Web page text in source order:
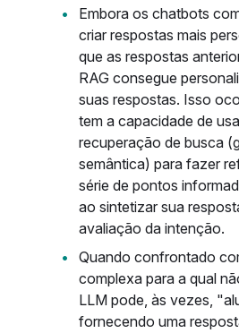
Embora os chatbots
criar respostas mais
que as respostas
RAG consegue
suas respostas. Isso
tem a capacidade de
recuperação de busca
semântica) para fazer
série de pontos
ao sintetizar sua
avaliação da intenção.
Quando confrontado
complexa para a qual
LLM pode, às vezes,
fornecendo uma